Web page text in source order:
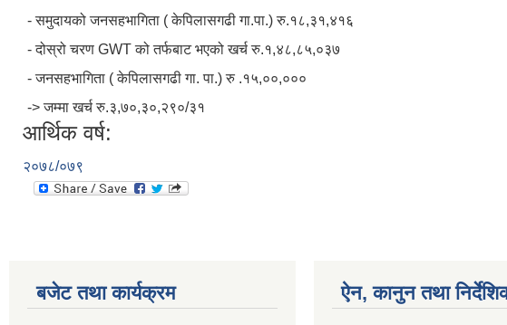
- समुदायको जनसहभागिता ( केपिलासगढी गा.पा.) रु.१८,३१,४१६
- दोस्रो चरण GWT को तर्फबाट भएको खर्च रु.१,४८,८५,०३७
- जनसहभागिता ( केपिलासगढी गा. पा.) रु .१५,००,०००
-> जम्मा खर्च रु.३,७०,३०,२९०/३१
आर्थिक वर्ष:
२०७८/०७९
बजेट तथा कार्यक्रम ऐन, कानुन तथा